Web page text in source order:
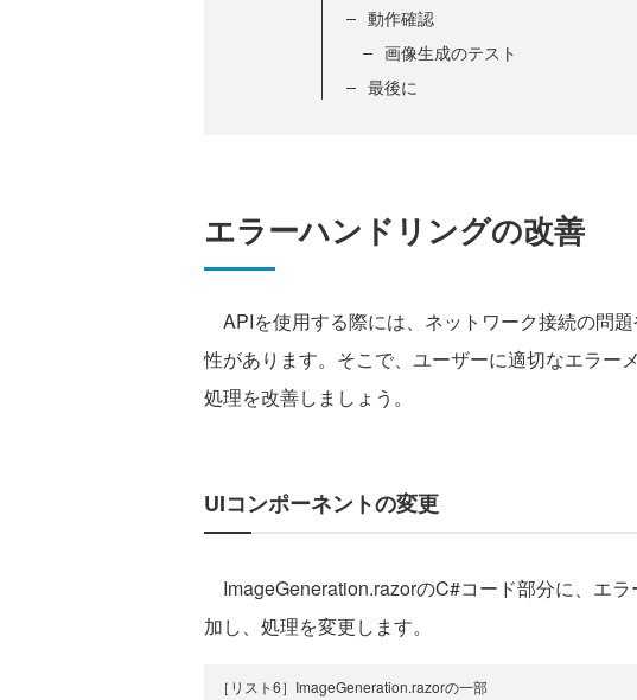
動作確認
画像生成のテスト
最後に
エラーハンドリングの改善
APIを使用する際には、ネットワーク接続の問
性があります。そこで、ユーザーに適切なエラー
処理を改善しましょう。
UIコンポーネントの変更
ImageGeneration.razorのC#コード部分に、エ
加し、処理を変更します。
［リスト6］ImageGeneration.razorの一部